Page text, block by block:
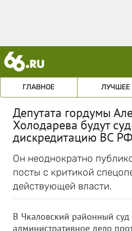
ГЛАВНОЕ ЛУЧШЕЕ
Депутата гордумы
Холодарева будут
дискредитацию ВС РФ
Он неоднократно
посты с критикой
действующей власти.
В Чкаловский районный суд
административное дело